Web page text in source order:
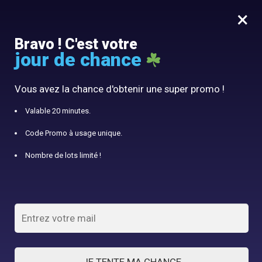
0
10% offert avec le code panier10
×
Bravo ! C'est votre
jour de chance
Vous avez la chance d'obtenir une super promo !
Valable 20 minutes.
Code Promo à usage unique.
Nombre de lots limité !